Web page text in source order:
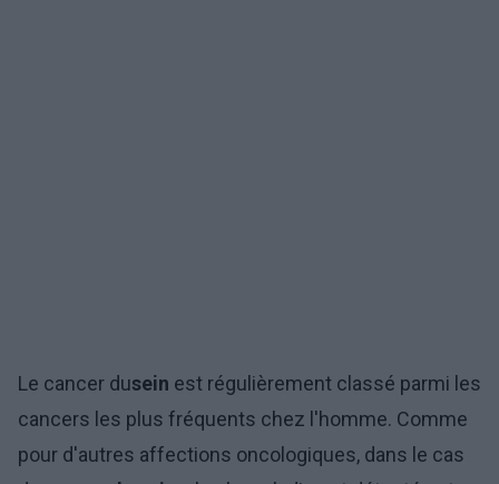
Le cancer dusein est régulièrement classé parmi les
cancers les plus fréquents chez l'homme. Comme
pour d'autres affections oncologiques, dans le cas